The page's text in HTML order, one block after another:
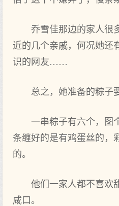
乔雪佳那边的家人很
近的几‌个‌亲戚，何况她还
识的网友……
总之，她准备的粽子
一串粽子有六个‌，图
条缠好的是有鸡蛋丝的，
的。
他们‌一家人都不喜欢
咸口。